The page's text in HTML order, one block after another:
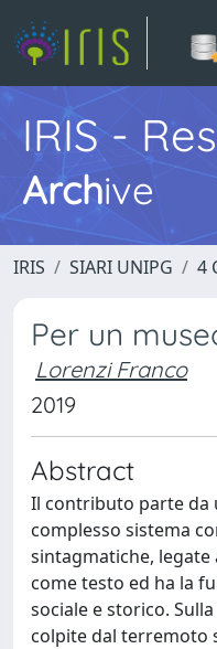
IRIS -
Archive
IRIS SIARI UNIPG 4
Per un
Lorenzi Franco
2019
Abstract
Il contributo parte da
complesso sistema
sintagmatiche, legate
come testo ed ha la
sociale e storico.
colpite dal terremoto